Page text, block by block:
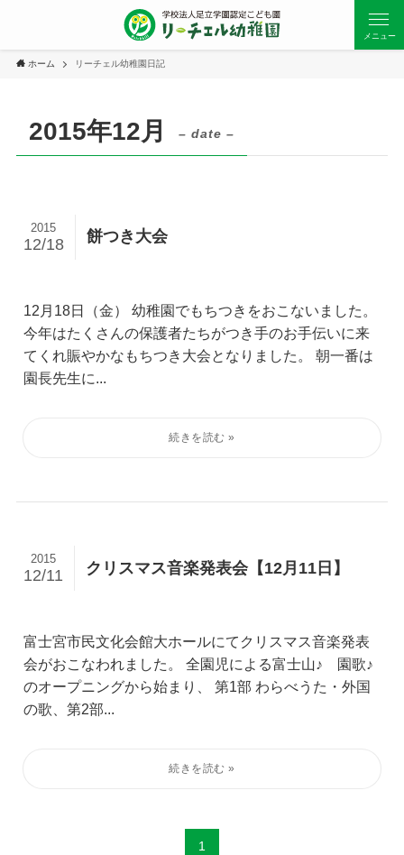
メニュー
ホーム リーチェル幼稚園日記
2015年12月 – date –
餅つき大会
2015
12/18
12月18日（金） 幼稚園でもちつきをおこないました。
今年はたくさんの保護者たちがつき手のお手伝いに来
てくれ賑やかなもちつき大会となりました。 朝一番は
園長先生に...
クリスマス音楽発表会【12月11日】
2015
12/11
富士宮市民文化会館大ホールにてクリスマス音楽発表
会がおこなわれました。 全園児による富士山♪ 園歌♪
のオープニングから始まり、 第1部 わらべうた・外国
の歌、第2部...
1